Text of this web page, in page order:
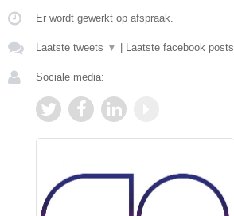
Er wordt gewerkt op afspraak.
Laatste tweets ▼ Laatste facebook posts
Sociale media: